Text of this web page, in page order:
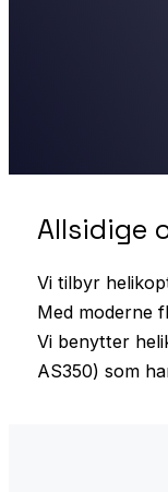
Allsidige
Vi tilbyr
Med moderne
Vi benytter
AS350) som